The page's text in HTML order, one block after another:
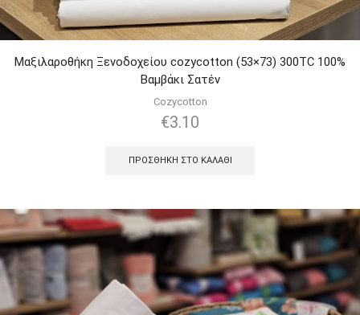
Μαξιλαροθήκη Ξενοδοχείου cozycotton (53×73) 300TC 100%
Βαμβάκι Σατέν
Cozycotton
€3.10
ΠΡΟΣΘΉΚΗ ΣΤΟ ΚΑΛΆΘΙ